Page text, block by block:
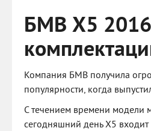
БМВ Х5
Компания БМВ получила
популярности, когда
С течением времени модели
сегодняшний день Х5